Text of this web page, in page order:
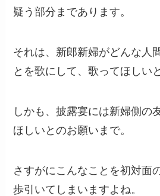
疑う部分まであります。
それは、新郎新婦がどんな人
とを歌にして、歌ってほしい
しかも、披露宴には新婦側の
ほしいとのお願いまで。
さすがにこんなことを初対面
歩引いてしまいますよね。